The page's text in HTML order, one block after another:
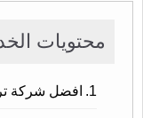
محتويات
افضل شركة